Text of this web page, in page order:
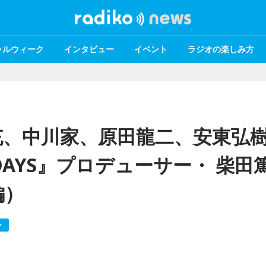
ウィーク インタビュー イベント ラジオの楽しみ方
中川家、原田龍二、安東弘
』プロデューサー・ 柴田